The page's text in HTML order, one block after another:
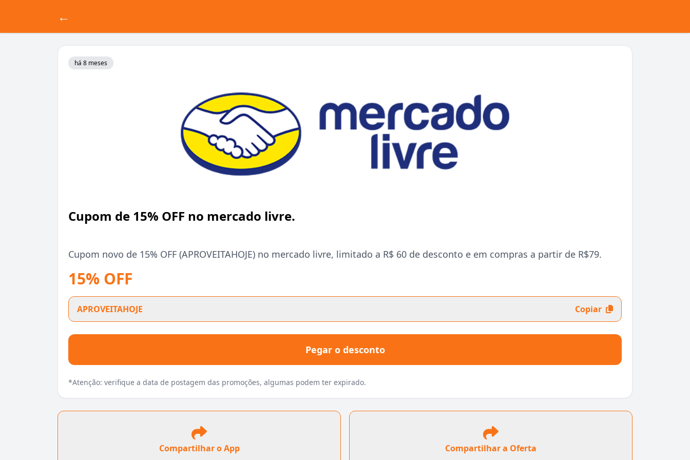
←
há 8 meses
Cupom de 15% OFF no mercado livre.
Cupom novo de 15% OFF (APROVEITAHOJE) no mercado livre, limitado a R$ 60 de desconto e em compras a partir de R$79.
15% OFF
APROVEITAHOJE Copiar
Pegar o desconto
*Atenção: verifique a data de postagem das promoções, algumas podem ter expirado.
Compartilhar o App Compartilhar a Oferta